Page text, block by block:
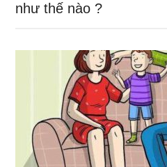
như thế nào ?